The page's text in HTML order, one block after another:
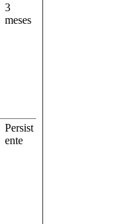
3
meses
Persist
ente